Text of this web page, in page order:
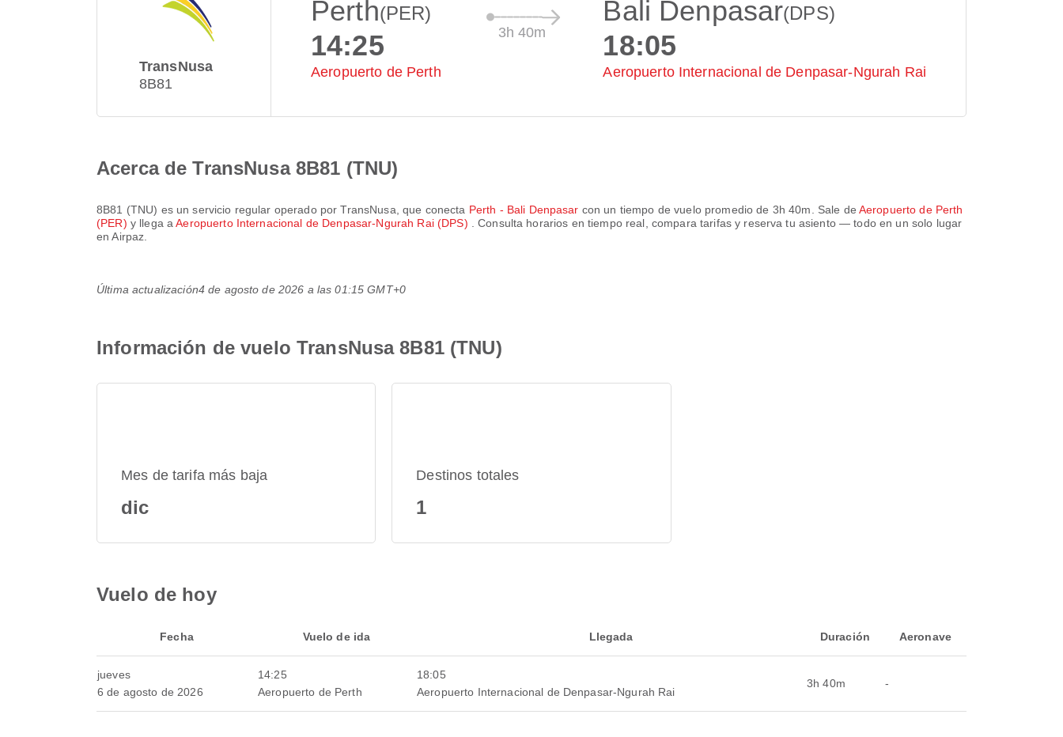
TransNusa
8B81
Perth(PER)
14:25
Aeropuerto de Perth
3h 40m
Bali Denpasar(DPS)
18:05
Aeropuerto Internacional de Denpasar-Ngurah Rai
Acerca de TransNusa 8B81 (TNU)
8B81 (TNU) es un servicio regular operado porTransNusa , que conecta Perth - Bali Denpasar con un tiempo de vuelo promedio de 3h 40m . Sale de Aeropuerto de Perth
(PER) y llega aAeropuerto Internacional de Denpasar-Ngurah Rai (DPS)
. Consulta horarios en tiempo real, compara tarifas y reserva tu asiento — todo en un solo lugar
en Airpaz.
Última actualización4 de agosto de 2026 a las 01:15 GMT+0
Información de vuelo TransNusa 8B81 (TNU)
Mes de tarifa más baja
dic
Destinos totales
1
Vuelo de hoy
Fecha Vuelo de ida Llegada Duración Aeronave
jueves
6 de agosto de 2026
14:25
Aeropuerto de Perth
18:05
Aeropuerto Internacional de Denpasar-Ngurah Rai
3h 40m -